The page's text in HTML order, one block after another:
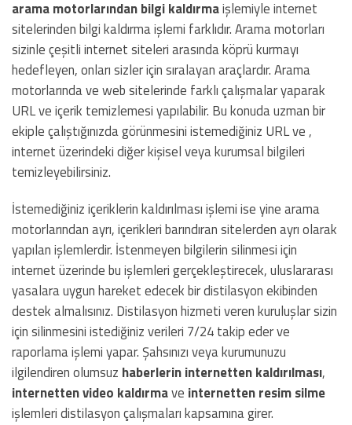
arama motorlarından bilgi kaldırmaişlemiyle internet
sitelerinden bilgi kaldırma işlemi farklıdır. Arama motorları
sizinle çeşitli internet siteleri arasında köprü kurmayı
hedefleyen, onları sizler için sıralayan araçlardır. Arama
motorlarında ve web sitelerinde farklı çalışmalar yaparak
URL ve içerik temizlemesi yapılabilir. Bu konuda uzman bir
ekiple çalıştığınızda görünmesini istemediğiniz URL ve ,
internet üzerindeki diğer kişisel veya kurumsal bilgileri
temizleyebilirsiniz.
İstemediğiniz içeriklerin kaldırılması işlemi ise yine arama
motorlarından ayrı, içerikleri barındıran sitelerden ayrı olarak
yapılan işlemlerdir. İstenmeyen bilgilerin silinmesi için
internet üzerinde bu işlemleri gerçekleştirecek, uluslararası
yasalara uygun hareket edecek bir distilasyon ekibinden
destek almalısınız. Distilasyon hizmeti veren kuruluşlar sizin
için silinmesini istediğiniz verileri 7/24 takip eder ve
raporlama işlemi yapar. Şahsınızı veya kurumunuzu
ilgilendiren olumsuz haberlerin internetten kaldırılması,
internetten video kaldırmave internetten resim silme
işlemleri distilasyon çalışmaları kapsamına girer.